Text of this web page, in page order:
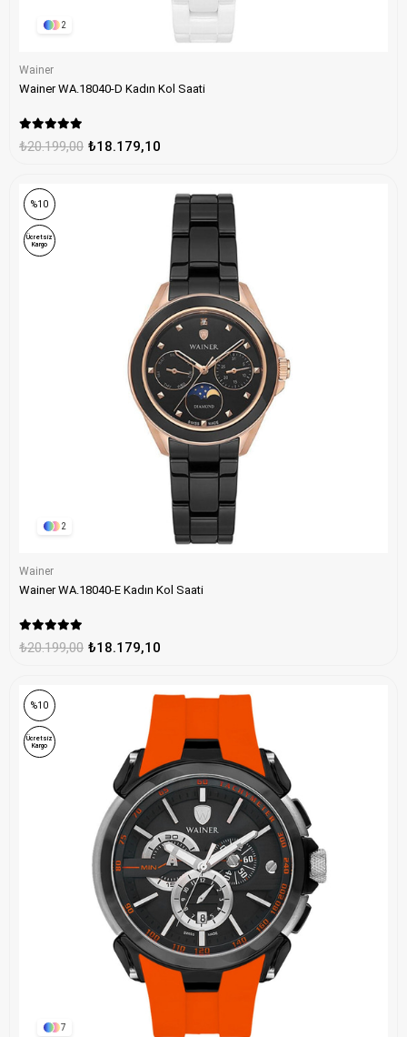
2
Wainer
Wainer WA.18040-D Kadın Kol Saati
₺18.179,10
₺20.199,00
2
Wainer
Wainer WA.18040-E Kadın Kol Saati
₺18.179,10
₺20.199,00
%10
Ücretsiz
Kargo
7
%10
Ücretsiz
Kargo